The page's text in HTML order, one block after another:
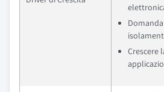
Crescere